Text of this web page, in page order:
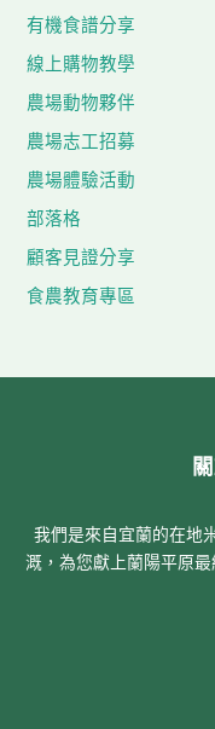
有機食譜分享
線上購物教學
農場動物夥伴
農場志工招募
農場體驗活動
部落格
顧客見證分享
食農教育專區
我們是來自宜蘭的在地
溉，為您獻上蘭陽平原